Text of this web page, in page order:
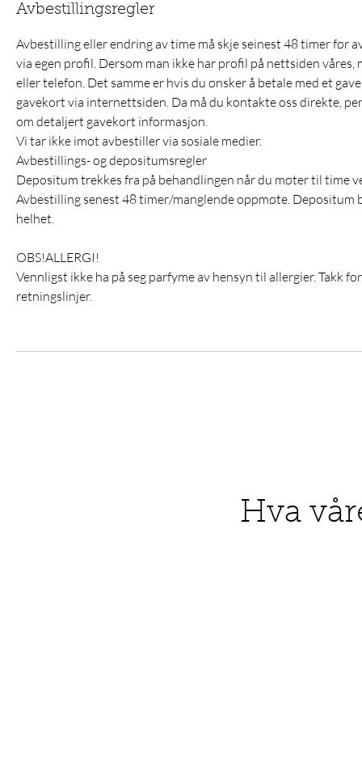
Avbestillingsregler
Avbestilling eller endring av time må skje seinest 48 timer før
via egen profil. Dersom man ikke har profil på nettsiden våres,
eller telefon. Det samme er hvis du ønsker å betale med et
gavekort via internettsiden. Da må du kontakte oss direkte,
om detaljert gavekort informasjon.
Vi tar ikke imot avbestiller via sosiale medier.
Avbestillings- og depositumsregler
Depositum trekkes fra på behandlingen når du møter til time
Avbestilling senest 48 timer/manglende oppmøte. Depositum
helhet.
OBS!ALLERGI!
Vennligst ikke ha på seg parfyme av hensyn til allergier. Takk
retningslinjer.
Hva